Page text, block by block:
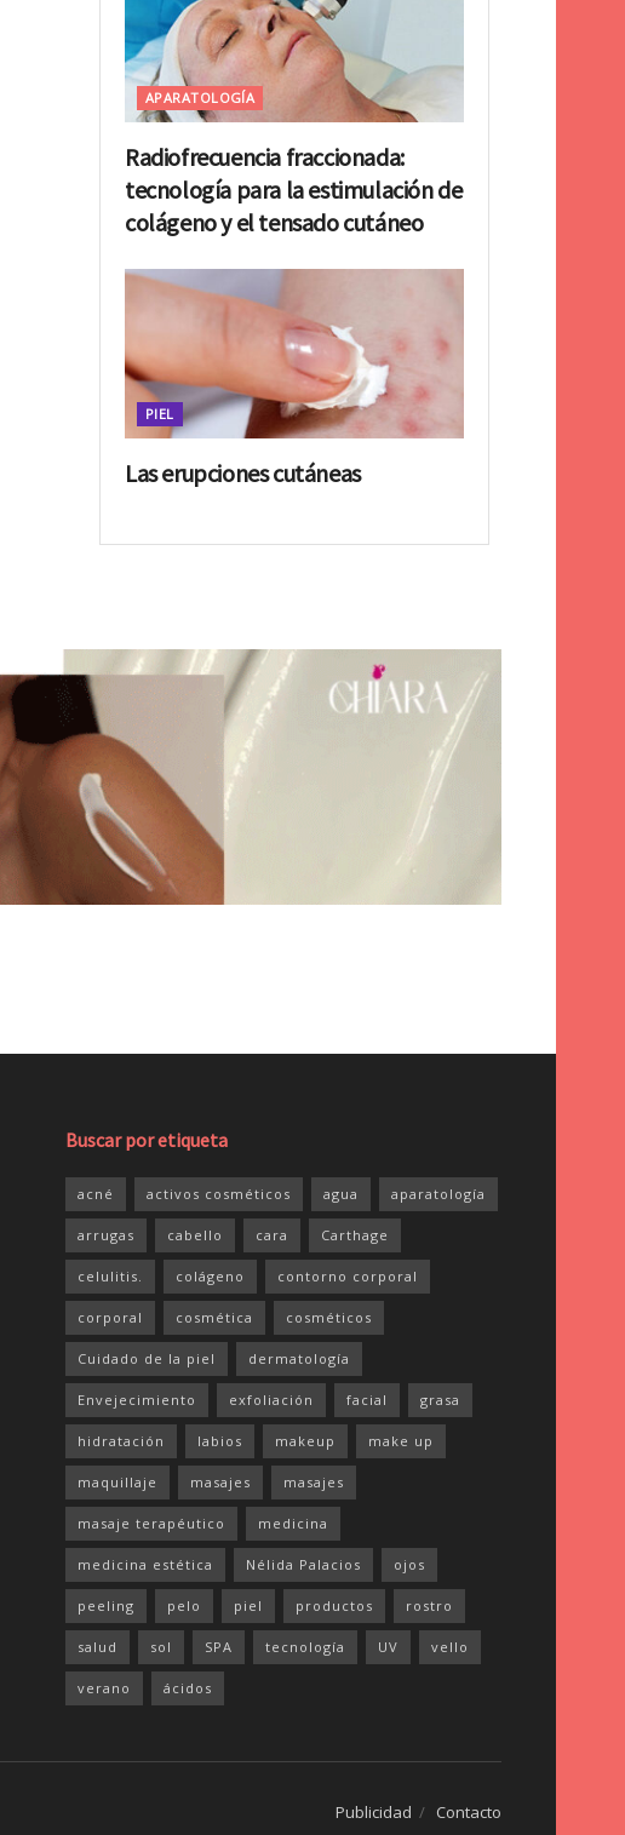
APARATOLOGÍA
Radiofrecuencia fraccionada:
tecnología para la estimulación de
colágeno y el tensado cutáneo
PIEL
Las erupciones cutáneas
Buscar por etiqueta
acné activos cosméticos agua aparatología
arrugas cabello cara Carthage
celulitis. colágeno contorno corporal
corporal cosmética cosméticos
Cuidado de la piel dermatología
Envejecimiento exfoliación facial grasa
hidratación labios makeup make up
maquillaje masajes masajes
masaje terapéutico medicina
medicina estética Nélida Palacios ojos
peeling pelo piel productos rostro
salud sol SPA tecnología UV vello
verano ácidos
Publicidad Contacto